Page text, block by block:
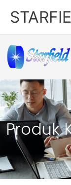
Produk